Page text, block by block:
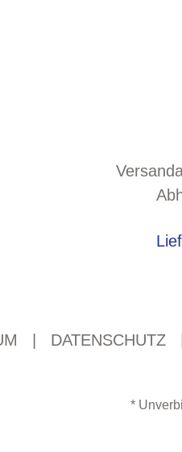
DATENSCHUTZ
*